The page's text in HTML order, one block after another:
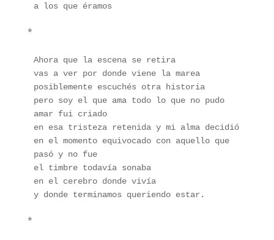
a los que éramos
*
Ahora que la escena se retira
vas a ver por donde viene la marea
posiblemente escuchés otra historia
pero soy el que ama todo lo que no pudo
amar fui criado
en esa tristeza retenida y mi alma decidió
en el momento equivocado con aquello que
pasó y no fue
el timbre todavía sonaba
en el cerebro donde vivía
y donde terminamos queriendo estar.
*